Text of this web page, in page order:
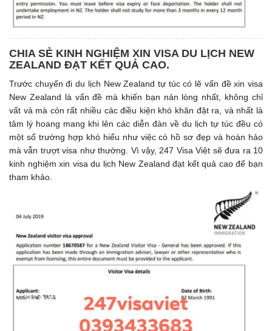
CHIA SẺ KINH NGHIỆM XIN VISA DU LỊCH NEW
ZEALAND ĐẠT KẾT QUẢ CAO.
Trước chuyến đi du lịch New Zealand tự túc có lẽ vấn đề xin visa
New Zealand là vấn đề mà khiến bạn nản lòng nhất, không chỉ
vất vả mà còn rất nhiều các điều kiện khó khăn đặt ra, và nhất là
tâm lý hoang mang khi lên các diễn đàn về du lịch tự túc đều có
một số trường hợp khó hiểu như việc có hồ sơ đẹp và hoàn hảo
mà vẫn trượt visa như thường. Vì vậy, 247 Visa Việt sẽ đưa ra 10
kinh nghiệm xin visa du lịch New Zealand đạt kết quả cao để bạn
tham khảo.